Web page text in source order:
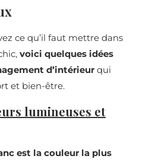
ce qu’il faut mettre dans
voici quelques idées
d’intérieur qui
et bien-être.
lumineuses et
est la couleur la plus